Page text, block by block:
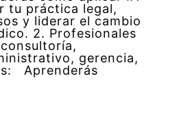
tu práctica legal,
y liderar el cambio
2. Profesionales
gerencia,
Aprenderás